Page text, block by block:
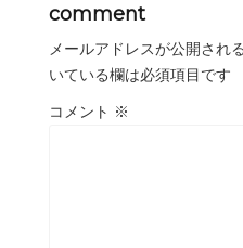
comment
メールアドレスが公開され
いている欄は必須項目です
コメント ※